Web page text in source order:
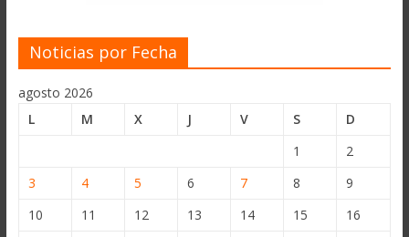
Noticias por Fecha
agosto 2026
L
M X J V S
D
1
2
3
4 5 6 7 8
9
10
11 12 13 14 15
16